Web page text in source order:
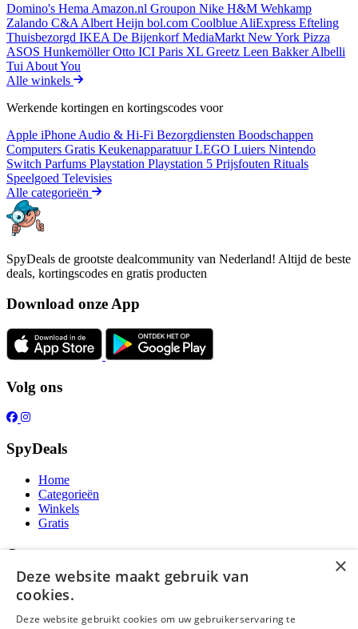
Domino's Hema Amazon.nl Groupon Nike H&M Wehkamp
Zalando C&A Albert Heijn bol.com Coolblue AliExpress Efteling
Thuisbezorgd IKEA De BijenkorfMediaMarkt New York Pizza
ASOS HunkemöllerOtto ICI Paris XL Greetz Leen BakkerAlbelli
Tui About You
Alle winkels
Werkende kortingen en kortingscodes voor
Apple iPhone Audio & Hi-Fi Bezorgdiensten Boodschappen
Computers Gratis KeukenapparatuurLEGO Luiers Nintendo
Switch Parfums Playstation Playstation 5 Prijsfouten Rituals
Speelgoed Televisies
Alle categorieën
SpyDeals de grootste dealcommunity van Nederland! Altijd de beste
deals, kortingscodes en gratis producten
Download onze App
Volg ons
SpyDeals
Home
Categorieën
Winkels
Gratis
Over ons
Over ons
Contact
Publicatieregels
×
Deze website maakt gebruik van
cookies.
Deze website gebruikt cookies om uw gebruikerservaring te